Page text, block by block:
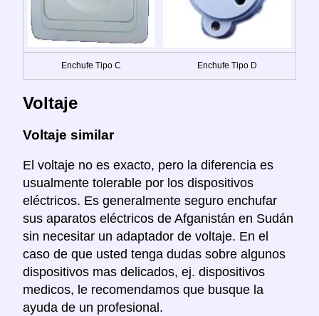
Enchufe Tipo C Enchufe Tipo D
Voltaje
Voltaje similar
El voltaje no es exacto, pero la diferencia es
usualmente tolerable por los dispositivos
eléctricos. Es generalmente seguro enchufar
sus aparatos eléctricos de Afganistán en Sudán
sin necesitar un adaptador de voltaje. En el
caso de que usted tenga dudas sobre algunos
dispositivos mas delicados, ej. dispositivos
medicos, le recomendamos que busque la
ayuda de un profesional.